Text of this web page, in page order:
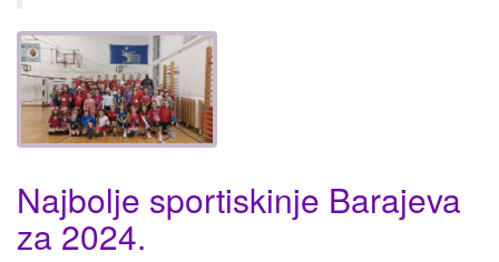
Najbolje sportiskinje Barajeva
za 2024.